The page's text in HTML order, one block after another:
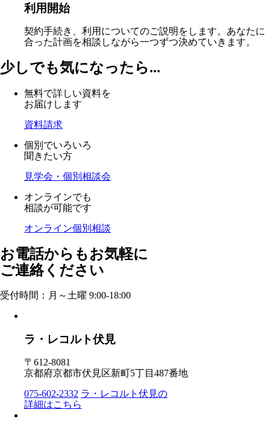
利用開始
契約手続き、利用についてのご説明をします。あなたに
合った計画を相談しながら一つずつ決めていきます。
少しでも気になったら...
無料で詳しい資料を
お届けします
資料請求
個別でいろいろ
聞きたい方
見学会・個別相談会
オンラインでも
相談が可能です
オンライン個別相談
お電話からもお気軽に
ご連絡ください
受付時間：月～土曜 9:00-18:00
ラ・レコルト伏見
〒612-8081
京都府京都市伏見区新町5丁目487番地
075-602-2332 ラ・レコルト伏見の
詳細はこちら